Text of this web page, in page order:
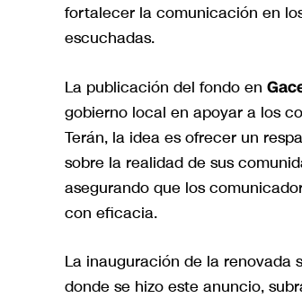
fortalecer la comunicación en
escuchadas.
La publicación del fondo en
gobierno local en apoyar a los
Terán, la idea es ofrecer un
sobre la realidad de sus
asegurando que los
con eficacia.
La inauguración de la renovada
donde se hizo este anuncio,